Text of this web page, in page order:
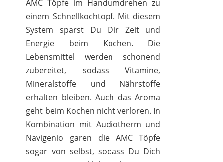
AMC Töpfe im Handumdrehen zu
einem Schnellkochtopf. Mit diesem
System sparst Du Dir Zeit und
Energie beim Kochen. Die
Lebensmittel werden schonend
zubereitet, sodass Vitamine,
Mineralstoffe und Nährstoffe
erhalten bleiben. Auch das Aroma
geht beim Kochen nicht verloren. In
Kombination mit Audiotherm und
Navigenio garen die AMC Töpfe
sogar von selbst, sodass Du Dich